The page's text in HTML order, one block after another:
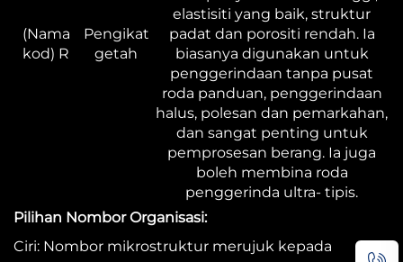
(Nama
kod) R
Pengikat
getah
elastisiti yang baik, struktur
padat dan porositi rendah. Ia
biasanya digunakan untuk
penggerindaan tanpa pusat
roda panduan, penggerindaan
halus, polesan dan pemarkahan,
dan sangat penting untuk
pemprosesan berang. Ia juga
boleh membina roda
penggerinda ultra- tipis.
Pilihan Nombor Organisasi:
Ciri: Nombor mikrostruktur merujuk kepada